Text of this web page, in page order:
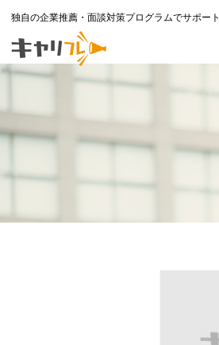
独自の企業推薦・面談対策プログラムでサポート